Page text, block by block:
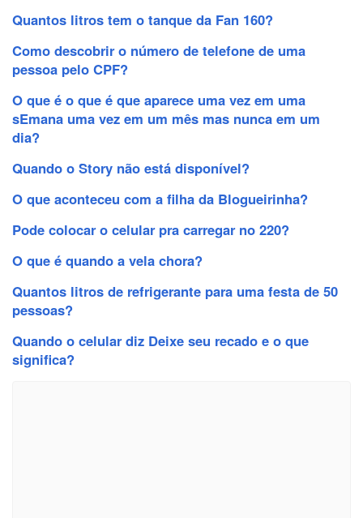
Quantos litros tem o tanque da Fan 160?
Como descobrir o número de telefone de uma
pessoa pelo CPF?
O que é o que é que aparece uma vez em uma
sEmana uma vez em um mês mas nunca em um
dia?
Quando o Story não está disponível?
O que aconteceu com a filha da Blogueirinha?
Pode colocar o celular pra carregar no 220?
O que é quando a vela chora?
Quantos litros de refrigerante para uma festa de 50
pessoas?
Quando o celular diz Deixe seu recado e o que
significa?